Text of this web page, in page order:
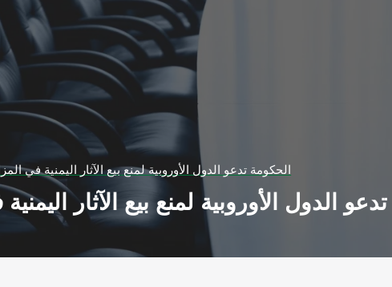
الحكومة تدعو الدول الأوروبية لمنع بيع الآثار اليمنية في
الدول الأوروبية لمنع بيع الآثار